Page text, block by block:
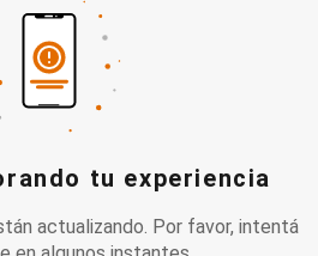
tu experiencia
actualizando. Por favor, intentá